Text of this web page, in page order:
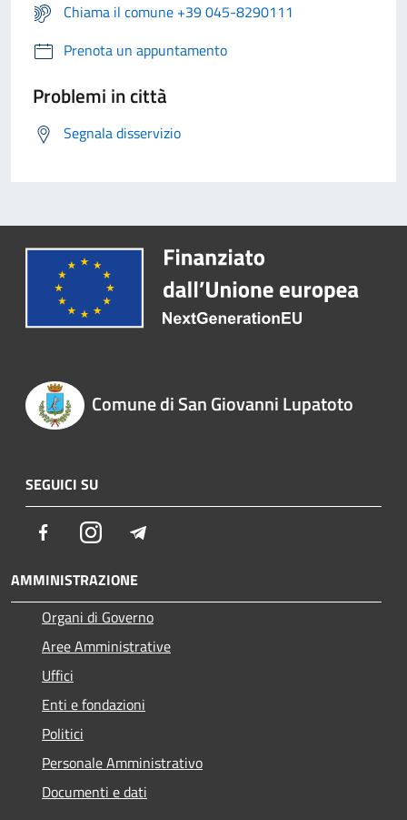
Chiama il comune +39 045-8290111
Prenota un appuntamento
Problemi in città
Segnala disservizio
Comune di San Giovanni Lupatoto
SEGUICI SU
FacebookInstagram
AMMINISTRAZIONE
Organi di Governo
Aree Amministrative
Uffici
Enti e fondazioni
Politici
Personale Amministrativo
Documenti e dati